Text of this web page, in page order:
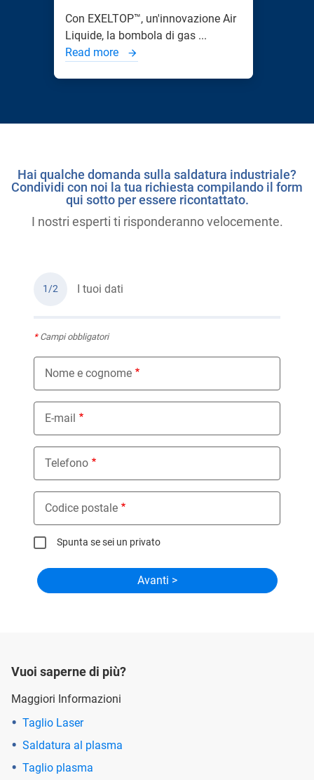
Con EXELTOP™, un'innovazione Air
Liquide, la bombola di gas ...
Read more
Hai qualche domanda sulla saldatura industriale?
Condividi con noi la tua richiesta compilando il form
qui sotto per essere ricontattato.
I nostri esperti ti risponderanno velocemente.
1/2 I tuoi dati
*Campi obbligatori
Nome e cognome
E-mail
Telefono
Codice postale
Spunta se sei un privato
Vuoi saperne di più?
Maggiori Informazioni
Taglio Laser
Saldatura al plasma
Taglio plasma